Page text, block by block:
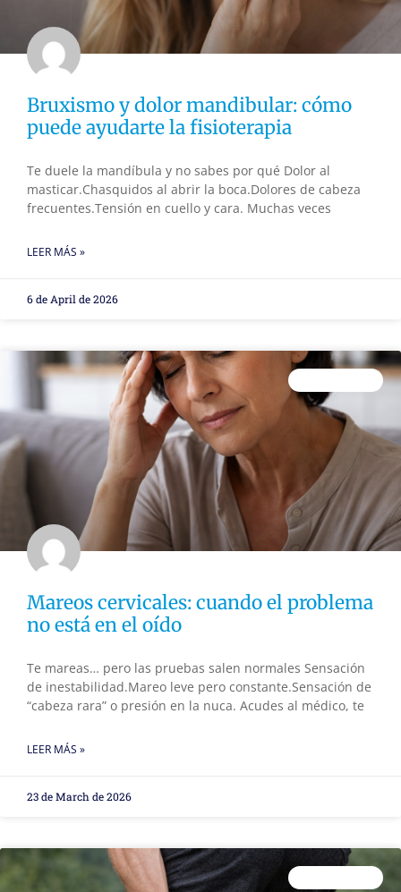
Bruxismo y dolor mandibular: cómo
puede ayudarte la fisioterapia
Te duele la mandíbula y no sabes por qué Dolor al
masticar.Chasquidos al abrir la boca.Dolores de cabeza
frecuentes.Tensión en cuello y cara. Muchas veces
LEER MÁS »
6 de April de 2026
Mareos cervicales: cuando el problema
no está en el oído
Te mareas… pero las pruebas salen normales Sensación
de inestabilidad.Mareo leve pero constante.Sensación de
“cabeza rara” o presión en la nuca. Acudes al médico, te
LEER MÁS »
23 de March de 2026